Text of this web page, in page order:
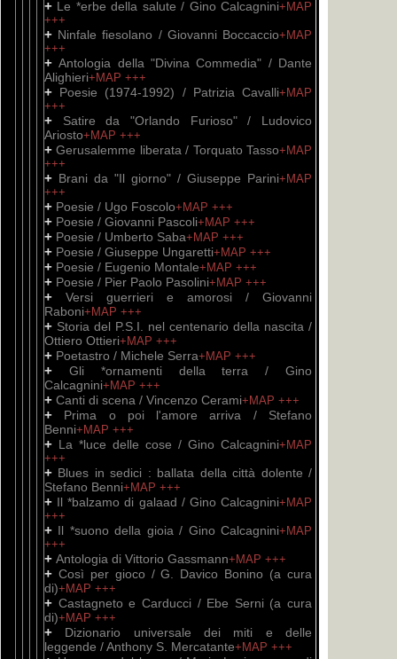
+ Le *erbe della salute / Gino Calcagnini+MAP
+++
+ Ninfale fiesolano / Giovanni Boccaccio+MAP
+++
+Antologia della "Divina Commedia" / Dante
Alighieri+MAP +++
+ Poesie (1974-1992) / Patrizia Cavalli+MAP
+++
+
Satire da "Orlando Furioso" / Ludovico
Ariosto+MAP +++
+Gerusalemme liberata / Torquato Tasso+MAP
+++
+ Brani da "Il giorno" / Giuseppe Parini+MAP
+++
+ Poesie / Ugo Foscolo+MAP +++
+ Poesie / Giovanni Pascoli+MAP +++
+ Poesie / Umberto Saba+MAP +++
+ Poesie / Giuseppe Ungaretti+MAP +++
+ Poesie / Eugenio Montale+MAP +++
+ Poesie / Pier Paolo Pasolini+MAP +++
+ Versi guerrieri e amorosi / Giovanni
Raboni+MAP +++
+ Storia del P.S.I. nel centenario della nascita /
Ottiero Ottieri+MAP +++
+ Poetastro / Michele Serra+MAP +++
+ Gli *ornamenti della terra / Gino
Calcagnini+MAP +++
+ Canti di scena / Vincenzo Cerami+MAP +++
+ Prima o poi l'amore arriva / Stefano
Benni+MAP +++
+ La *luce delle cose / Gino Calcagnini+MAP
+++
+ Blues in sedici : ballata della città dolente /
Stefano Benni+MAP +++
+ Il *balzamo di galaad / Gino Calcagnini+MAP
+++
+ Il *suono della gioia / Gino Calcagnini+MAP
+++
+ Antologia di Vittorio Gassmann+MAP +++
+ Così per gioco / G. Davico Bonino (a cura
di)+MAP +++
+ Castagneto e Carducci / Ebe Serni (a cura
di)+MAP +++
+ Dizionario universale dei miti e delle
leggende / Anthony S. Mercatante+MAP +++